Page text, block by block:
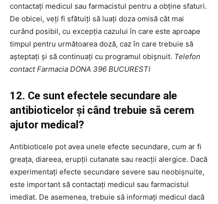
contactați medicul sau farmacistul pentru a obține sfaturi.
De obicei, veți fi sfătuiți să luați doza omisă cât mai
curând posibil, cu excepția cazului în care este aproape
timpul pentru următoarea doză, caz în care trebuie să
așteptați și să continuați cu programul obișnuit. Telefon
contact Farmacia DONA 396 BUCURESTI
12. Ce sunt efectele secundare ale
antibioticelor și când trebuie să cerem
ajutor medical?
Antibioticele pot avea unele efecte secundare, cum ar fi
greața, diareea, erupții cutanate sau reacții alergice. Dacă
experimentați efecte secundare severe sau neobișnuite,
este important să contactați medicul sau farmacistul
imediat. De asemenea, trebuie să informați medicul dacă